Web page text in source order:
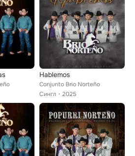
Hablemos
Conjunto Brio Norteño
Сингл
2025